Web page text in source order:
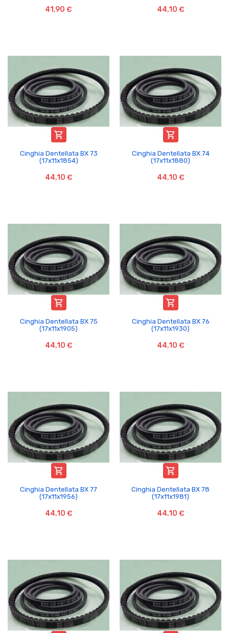
41,90 € 44,10 €

Cinghia Dentellata BX 73
(17x11x1854)
44,10 €

Cinghia Dentellata BX 74
(17x11x1880)
44,10 €

Cinghia Dentellata BX 75
(17x11x1905)
44,10 €

Cinghia Dentellata BX 76
(17x11x1930)
44,10 €

Cinghia Dentellata BX 77
(17x11x1956)
44,10 €

Cinghia Dentellata BX 78
(17x11x1981)
44,10 €